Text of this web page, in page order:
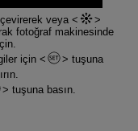
çevirerek veya
fotoğraf makinesinde
için
tuşuna
tuşuna basın.